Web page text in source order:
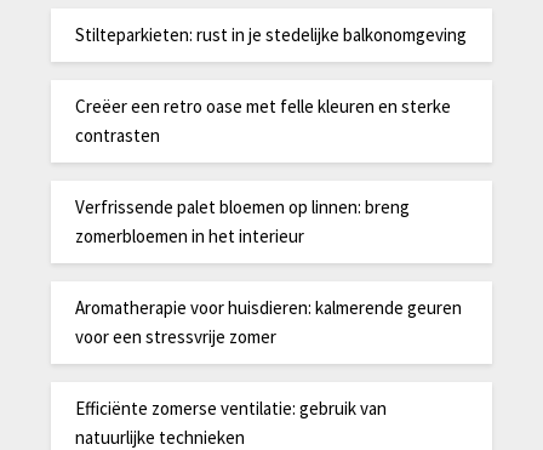
Stilteparkieten: rust in je stedelijke balkonomgeving
Creëer een retro oase met felle kleuren en sterke
contrasten
Verfrissende palet bloemen op linnen: breng
zomerbloemen in het interieur
Aromatherapie voor huisdieren: kalmerende geuren
voor een stressvrije zomer
Efficiënte zomerse ventilatie: gebruik van
natuurlijke technieken